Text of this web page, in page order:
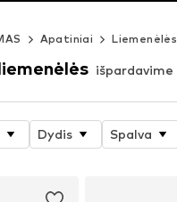
Apatiniai Liemenėlės
išpardavime
Dydis Spalva